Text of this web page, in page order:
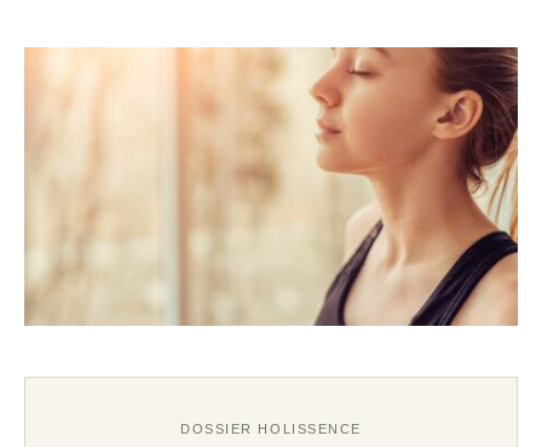
DOSSIER HOLISSENCE